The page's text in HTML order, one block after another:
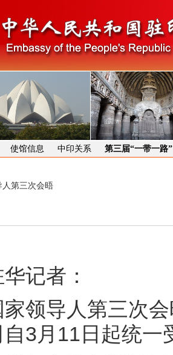
使馆信息 中印关系 第三届“一带一路
第三次会晤
记者：
导人第三次会
3月11日起统